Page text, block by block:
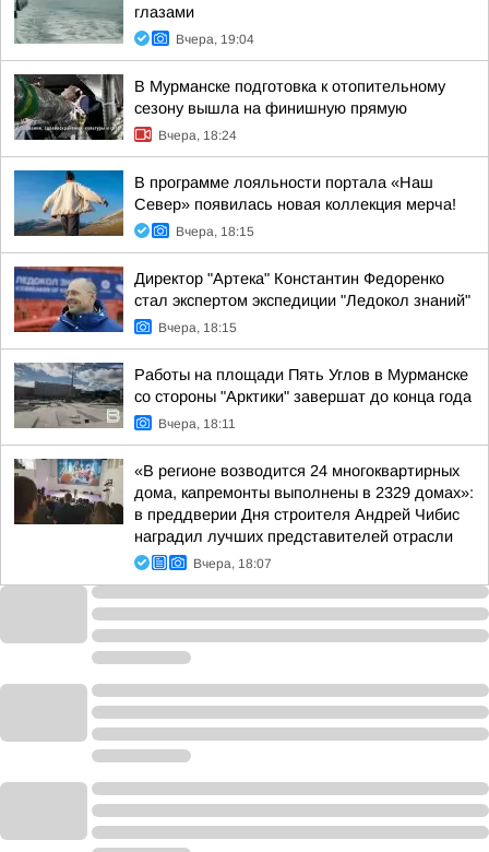
глазами
Вчера, 19:04
В Мурманске подготовка к отопительному
сезону вышла на финишную прямую
Вчера, 18:24
В программе лояльности портала «Наш
Север» появилась новая коллекция мерча!
Вчера, 18:15
Директор "Артека" Константин Федоренко
стал экспертом экспедиции "Ледокол знаний"
Вчера, 18:15
Работы на площади Пять Углов в Мурманске
со стороны "Арктики" завершат до конца года
Вчера, 18:11
«В регионе возводится 24 многоквартирных
дома, капремонты выполнены в 2329 домах»:
в преддверии Дня строителя Андрей Чибис
наградил лучших представителей отрасли
Вчера, 18:07